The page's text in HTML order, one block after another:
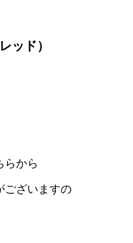
ッド）
らから
ございますの